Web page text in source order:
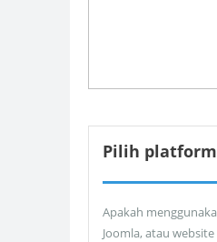
Pilih
Apakah
Joomla, atau